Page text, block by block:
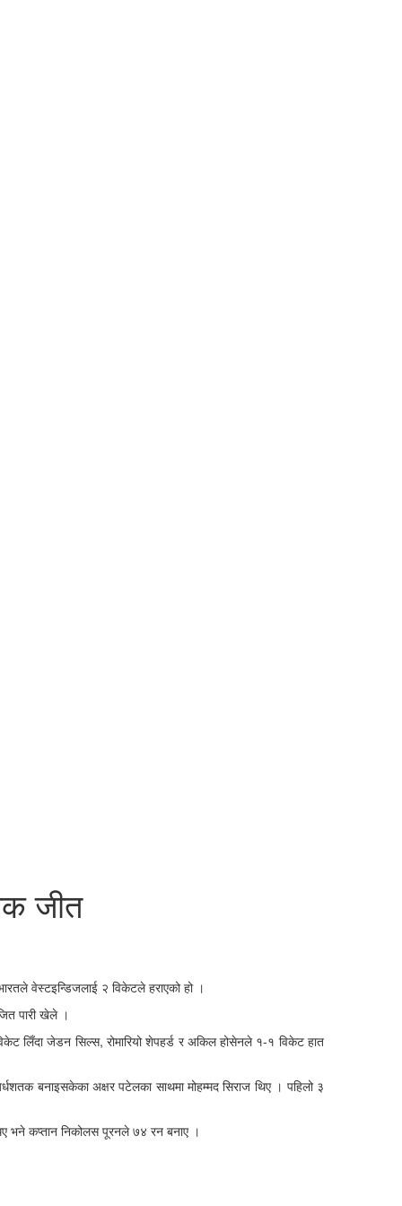
जीत
वेस्टइन्डिजलाई २ विकेटले हराएको हो ।
पारी खेले ।
जेडन सिल्स, रोमारियो शेपहर्ड र अकिल होसेनले १-१ विकेट हात
बनाइसकेका अक्षर पटेलका साथमा मोहम्मद सिराज थिए । पहिलो ३
भने कप्तान निकोलस पूरनले ७४ रन बनाए ।